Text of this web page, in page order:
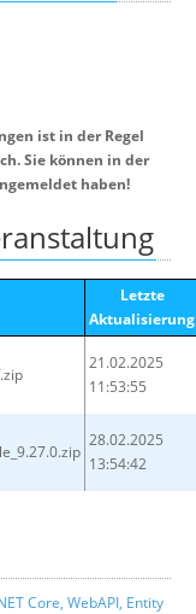
ist in der Regel
Sie können in der
haben!
Letzte
Aktualisierung
21.02.2025
11:53:55
28.02.2025
13:54:42
Core, WebAPI, Entity